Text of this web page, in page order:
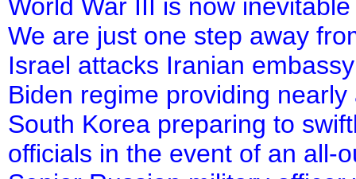
World War III is now
We are just one step away
Israel attacks Iranian
Biden regime providing
South Korea preparing to
officials in the event of an all-